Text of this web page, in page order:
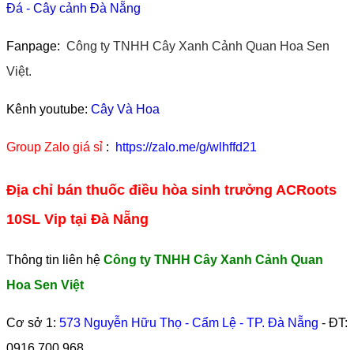
Đá - Cây cảnh Đà Nẵng
Fanpage: Công ty TNHH Cây Xanh Cảnh Quan Hoa Sen
Việt.
Kênh youtube: Cây Và Hoa
Group Zalo giá sỉ : https://zalo.me/g/wlhffd21
Địa chỉ bán thuốc điều hòa sinh trưởng ACRoots
10SL Vip tại Đà Nẵng
Thông tin liên hệ Công ty TNHH Cây Xanh Cảnh Quan
Hoa Sen Việt
Cơ sở 1: 573 Nguyễn Hữu Thọ - Cẩm Lệ - TP. Đà Nẵng - ĐT: